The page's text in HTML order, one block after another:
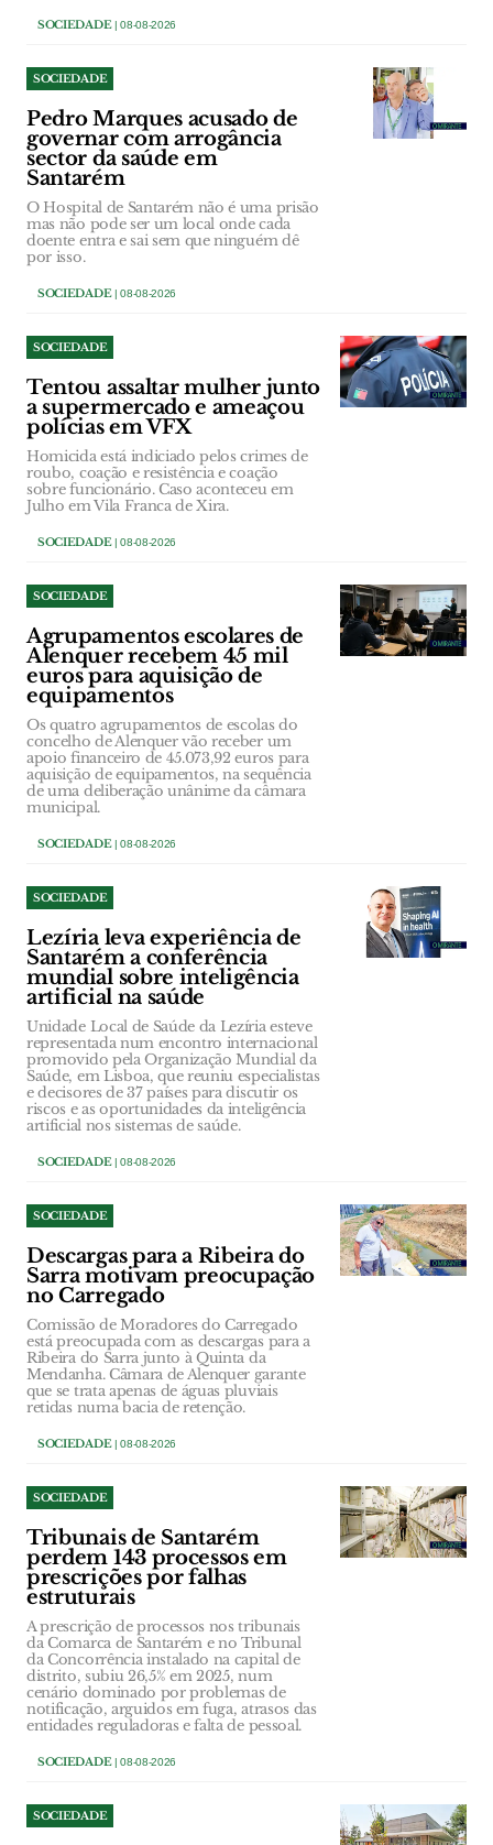
SOCIEDADE| 08-08-2026
SOCIEDADE
Pedro Marques acusado de
governar com arrogância
sector da saúde em
Santarém
O Hospital de Santarém não é uma prisão
mas não pode ser um local onde cada
doente entra e sai sem que ninguém dê
por isso.
SOCIEDADE| 08-08-2026
SOCIEDADE
Tentou assaltar mulher junto
a supermercado e ameaçou
polícias em VFX
Homicida está indiciado pelos crimes de
roubo, coação e resistência e coação
sobre funcionário. Caso aconteceu em
Julho em Vila Franca de Xira.
SOCIEDADE| 08-08-2026
SOCIEDADE
Agrupamentos escolares de
Alenquer recebem 45 mil
euros para aquisição de
equipamentos
Os quatro agrupamentos de escolas do
concelho de Alenquer vão receber um
apoio financeiro de 45.073,92 euros para
aquisição de equipamentos, na sequência
de uma deliberação unânime da câmara
municipal.
SOCIEDADE| 08-08-2026
SOCIEDADE
Lezíria leva experiência de
Santarém a conferência
mundial sobre inteligência
artificial na saúde
Unidade Local de Saúde da Lezíria esteve
representada num encontro internacional
promovido pela Organização Mundial da
Saúde, em Lisboa, que reuniu especialistas
e decisores de 37 países para discutir os
riscos e as oportunidades da inteligência
artificial nos sistemas de saúde.
SOCIEDADE| 08-08-2026
SOCIEDADE
Descargas para a Ribeira do
Sarra motivam preocupação
no Carregado
Comissão de Moradores do Carregado
está preocupada com as descargas para a
Ribeira do Sarra junto à Quinta da
Mendanha. Câmara de Alenquer garante
que se trata apenas de águas pluviais
retidas numa bacia de retenção.
SOCIEDADE| 08-08-2026
SOCIEDADE
Tribunais de Santarém
perdem 143 processos em
prescrições por falhas
estruturais
A prescrição de processos nos tribunais
da Comarca de Santarém e no Tribunal
da Concorrência instalado na capital de
distrito, subiu 26,5% em 2025, num
cenário dominado por problemas de
notificação, arguidos em fuga, atrasos das
entidades reguladoras e falta de pessoal.
SOCIEDADE| 08-08-2026
SOCIEDADE